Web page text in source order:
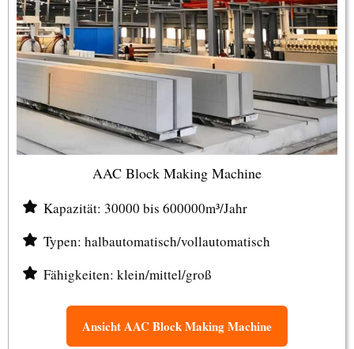
AAC Block Making Machine
Kapazität: 30000 bis 600000m³/Jahr
Typen: halbautomatisch/vollautomatisch
Fähigkeiten: klein/mittel/groß
Ansicht AAC Block Making Machine